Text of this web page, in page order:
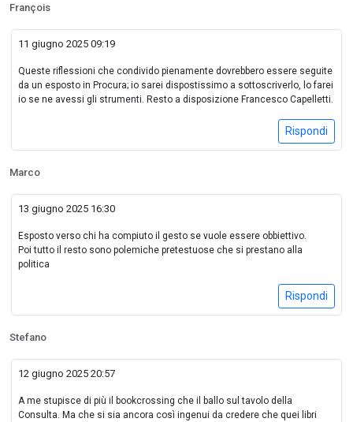
François
11 giugno 2025 09:19
Queste riflessioni che condivido pienamente dovrebbero essere seguite
da un esposto in Procura; io sarei dispostissimo a sottoscriverlo, lo farei
io se ne avessi gli strumenti. Resto a disposizione Francesco Capelletti.
Rispondi
Marco
13 giugno 2025 16:30
Esposto verso chi ha compiuto il gesto se vuole essere obbiettivo.
Poi tutto il resto sono polemiche pretestuose che si prestano alla
politica
Rispondi
Stefano
12 giugno 2025 20:57
A me stupisce di più il bookcrossing che il ballo sul tavolo della
Consulta. Ma che si sia ancora così ingenui da credere che quei libri